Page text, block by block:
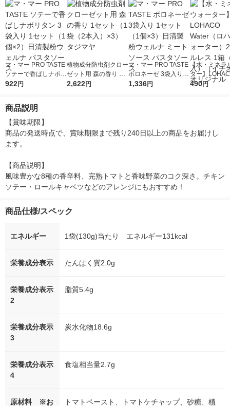
マ・マー PRO TASTE
ソテーで香ばしナポリ
タン 3袋入り 1セット
922円
植物成分防虫剤クロー
ゼット用 森の香り 1
セット（1袋（2本
2,622円
マ・マー PRO TASTE
ボロネーゼ 3袋入り 1
セット（1個×3）日清
1,336円
【水・ミネラ
ター】
r（ロハコウ
490円
商品説明
【賞味期限】
商品の発送時点で、賞味期限まで残り240日以上の商品をお届けし
ます。
【商品説明】
風味豊かな8種の香辛料、完熟トマトと香味野菜のコク深さ。チキン
ソテー・ロールキャベツなどのアレンジにもおすすめ！
商品仕様/スペック
エネルギー 1袋(130g)当たり エネルギー131kcal
栄養成分表示 たんぱく質2.0g
栄養成分表示
2
脂質5.4g
栄養成分表示
3
炭水化物18.6g
栄養成分表示
4
食塩相当量2.7g
原材料 ※お トマトペースト、トマトケチャップ、砂糖、植